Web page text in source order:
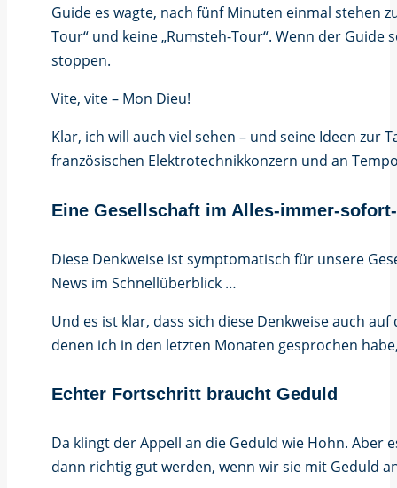
Guide es wagte, nach fünf Minuten einmal stehen
Tour“ und keine „Rumsteh-Tour“. Wenn der
stoppen.
Vite, vite – Mon Dieu!
Klar, ich will auch viel sehen – und seine Ideen zur
französischen Elektrotechnikkonzern und an
Eine Gesellschaft im Alles-immer-
Diese Denkweise ist symptomatisch für unsere
News im Schnellüberblick …
Und es ist klar, dass sich diese Denkweise auch
denen ich in den letzten Monaten gesprochen
Echter Fortschritt braucht Geduld
Da klingt der Appell an die Geduld wie Hohn.
dann richtig gut werden, wenn wir sie mit Geduld